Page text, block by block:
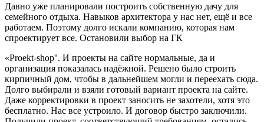
Давно уже планировали построить собственную дачу для
семейного отдыха. Навыков архитектора у нас нет, ещё и все
работаем. Поэтому долго искали компанию, которая нам
спроектирует все. Остановили выбор на ГК
«Proekt-shop''. И проекты на сайте нормальные, да и
организация показалась надёжной. Решено было строить
кирпичный дом, чтобы в дальнейшем могли и переехать сюда.
Долго выбирали и взяли готовый вариант проекта на сайте.
Даже корректировки в проект заносить не захотели, хотя это
бесплатно. Нас все устроило. И договор быстро заключили.